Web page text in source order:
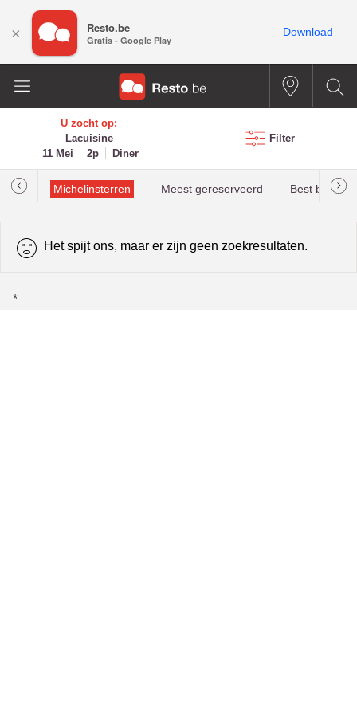
U zocht op:
Lacuisine
11 Mei
2p Diner
Filter
Michelinsterren Meest gereserveerd Best
Het spijt ons, maar er zijn geen zoekresultaten.
*
× Resto.be
Gratis - Google Play
Download